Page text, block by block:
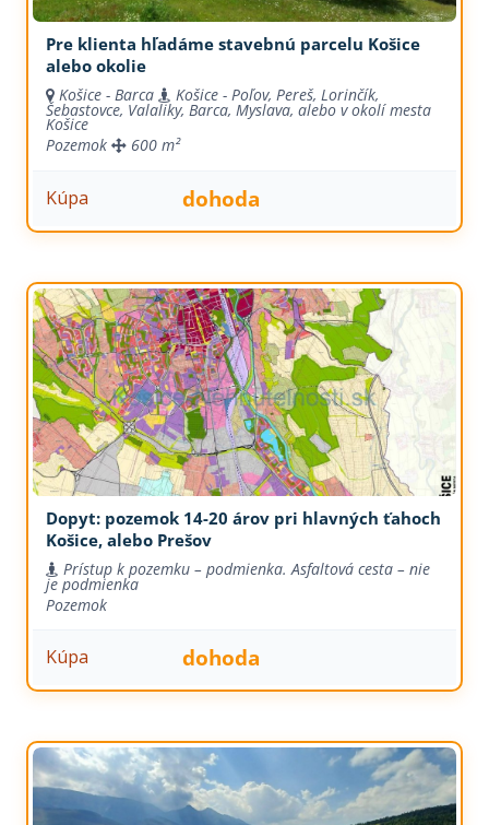
Pre klienta hľadáme stavebnú parcelu Košice
alebo okolie
Košice - Barca Košice - Poľov, Pereš, Lorinčík,
Šebastovce, Valaliky, Barca, Myslava, alebo v okolí mesta
Košice
Pozemok
600 m²
Kúpa dohoda
Dopyt: pozemok 14-20 árov pri hlavných ťahoch
Košice, alebo Prešov
Prístup k pozemku – podmienka. Asfaltová cesta – nie
je podmienka
Pozemok
Kúpa dohoda